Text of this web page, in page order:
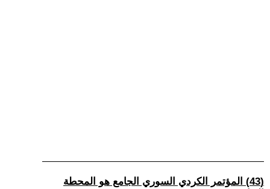
(43) المؤتمر الكردي السوري الجامع هو المحطة